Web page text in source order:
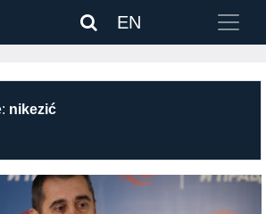
EN
nikezić